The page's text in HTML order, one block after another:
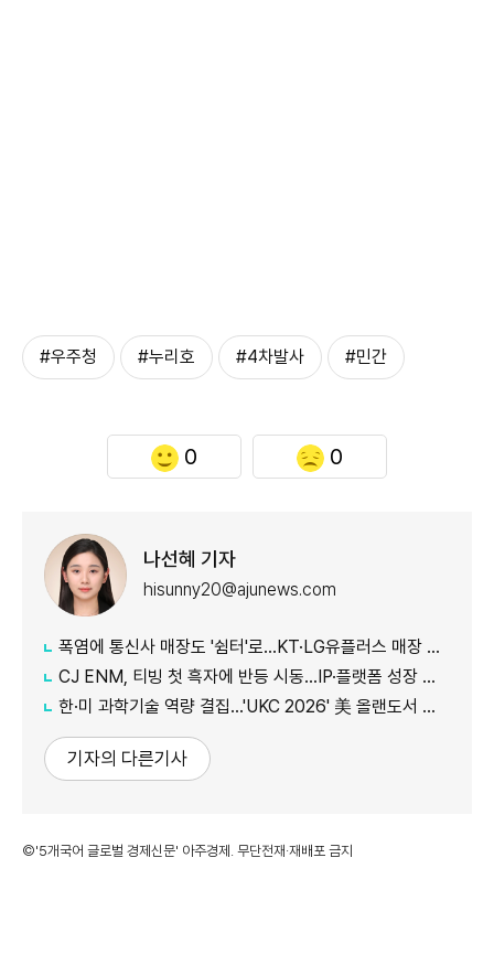
#우주청 #누리호 #4차발사 #민간
0 0
나선혜 기자
hisunny20@ajunews.com
폭염에 통신사 매장도 '쉼터'로…KT·LG유플러스 매장 개방
CJ ENM, 티빙 첫 흑자에 반등 시동…IP·플랫폼 성장 가속
한·미 과학기술 역량 결집…'UKC 2026' 美 올랜도서 개막
기자의 다른기사
©'5개국어 글로벌 경제신문' 아주경제. 무단전재·재배포 금지